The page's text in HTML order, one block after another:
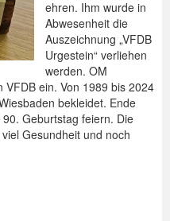
ehren. Ihm wurde in
Abwesenheit die
Auszeichnung „VFDB
Urgestein“ verliehen
werden. OM
ein. Von 1989 bis 2024
bekleidet. Ende
Geburtstag feiern. Die
Gesundheit und noch